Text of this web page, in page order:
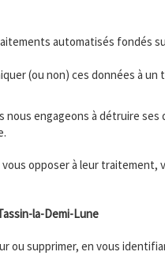
automatisés fondés
(ou non) ces données à un
nous engageons à détruire ses
opposer à leur traitement,
la-Demi-Lune
ou supprimer, en vous